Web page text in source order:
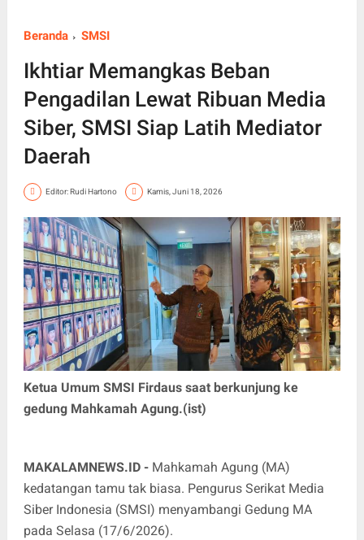
Beranda SMSI
Ikhtiar Memangkas Beban
Pengadilan Lewat Ribuan Media
Siber, SMSI Siap Latih Mediator
Daerah
Editor: Rudi Hartono Kamis, Juni 18, 2026
Ketua Umum SMSI Firdaus saat berkunjung ke
gedung Mahkamah Agung.(ist)
MAKALAMNEWS.ID - Mahkamah Agung (MA)
kedatangan tamu tak biasa. Pengurus Serikat Media
Siber Indonesia (SMSI) menyambangi Gedung MA
pada Selasa (17/6/2026).